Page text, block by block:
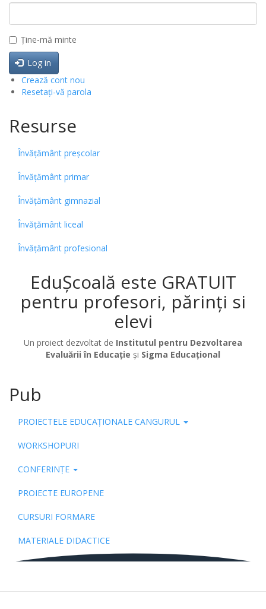
Ține-mă minte
Log in
Crează cont nou
Resetați-vă parola
Resurse
Învățământ preșcolar
Învățământ primar
Învățământ gimnazial
Învățământ liceal
Învățământ profesional
EduȘcoală este GRATUIT
pentru profesori, părinți si
elevi
Un proiect dezvoltat de Institutul pentru Dezvoltarea
Evaluării în Educație și Sigma Educațional
Pub
PROIECTELE EDUCAȚIONALE CANGURUL
WORKSHOPURI
CONFERINȚE
PROIECTE EUROPENE
CURSURI FORMARE
MATERIALE DIDACTICE